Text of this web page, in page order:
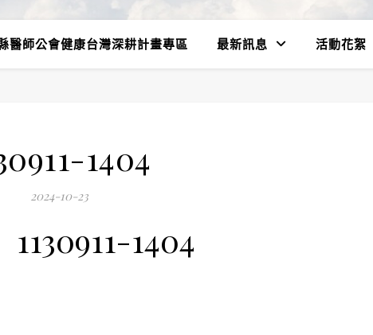
醫師公會健康台灣深耕計畫專區 最新訊息 活動花絮
1404
2024-10-23
1130911-1404